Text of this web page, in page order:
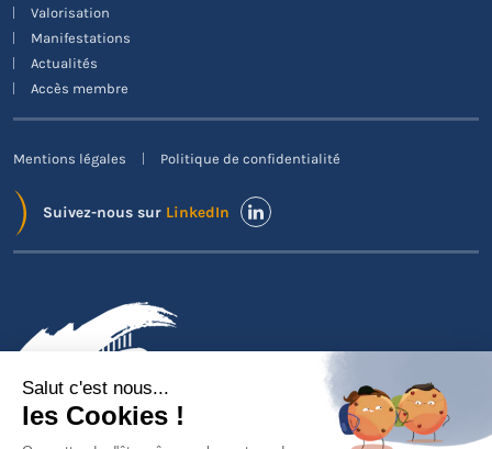
Valorisation
Manifestations
Actualités
Accès membre
Mentions légales Politique de confidentialité
Suivez-nous sur LinkedIn